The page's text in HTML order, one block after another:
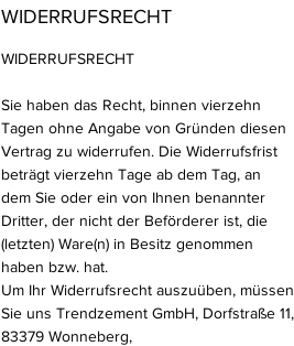
WIDERRUFSRECHT
WIDERRUFSRECHT
Sie haben das Recht, binnen vierzehn
Tagen ohne Angabe von Gründen diesen
Vertrag zu widerrufen. Die Widerrufsfrist
beträgt vierzehn Tage ab dem Tag, an
dem Sie oder ein von Ihnen benannter
Dritter, der nicht der Beförderer ist, die
(letzten) Ware(n) in Besitz genommen
haben bzw. hat.
Um Ihr Widerrufsrecht auszuüben, müssen
Sie uns Trendzement GmbH, Dorfstraße 11,
83379 Wonneberg,